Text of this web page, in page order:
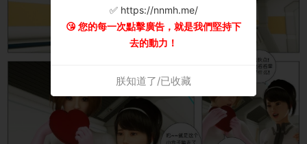
✅ https://nnmh.me/
😘 您的每一次點擊廣告，就是我們堅持下
去的動力！
朕知道了/已收藏